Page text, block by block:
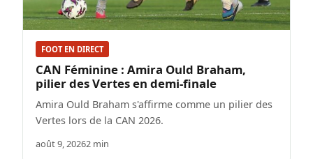
FOOT EN DIRECT
CAN Féminine : Amira Ould Braham,
pilier des Vertes en demi-finale
Amira Ould Braham s'affirme comme un pilier des
Vertes lors de la CAN 2026.
août 9, 20262 min